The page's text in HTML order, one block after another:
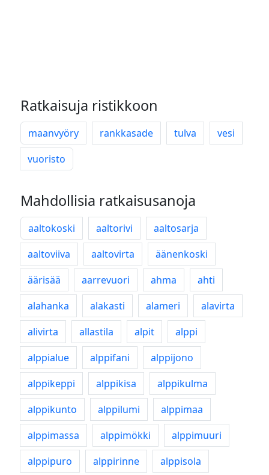
Ratkaisuja ristikkoon
maanvyöry rankkasade tulva
vesi
vuoristo
Mahdollisia ratkaisusanoja
aaltokoski aaltorivi
aaltosarja
aaltoviiva
aaltovirta
äänenkoski
äärisää
aarrevuori ahma
ahti
alahanka
alakasti alameri
alavirta
alivirta
allastila alpit
alppi
alppialue
alppifani
alppijono
alppikeppi
alppikisa
alppikulma
alppikunto
alppilumi
alppimaa
alppimassa
alppimökki
alppimuuri
alppipuro
alppirinne
alppisola